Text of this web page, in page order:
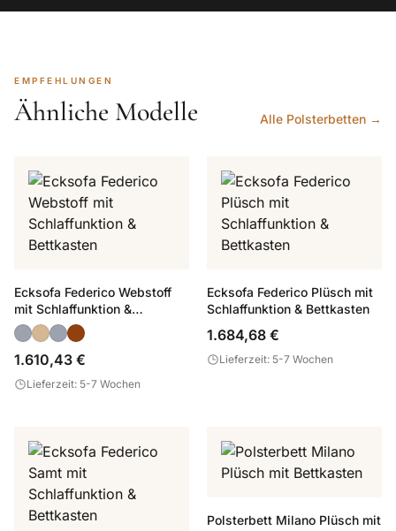
EMPFEHLUNGEN
Ähnliche Modelle Alle Polsterbetten →
Ecksofa Federico Webstoff
mit Schlaffunktion &
Bettkasten
1.610,43 €
Lieferzeit: 5-7 Wochen
Ecksofa Federico Plüsch mit
Schlaffunktion & Bettkasten
1.684,68 €
Lieferzeit: 5-7 Wochen
Polsterbett Milano Plüsch mit